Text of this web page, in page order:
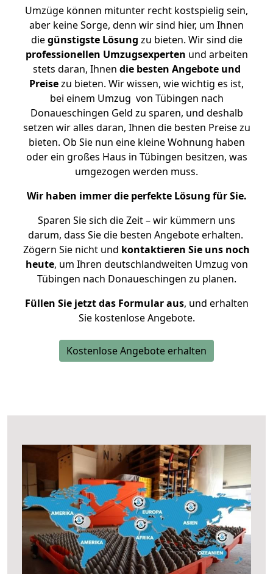
Umzüge können mitunter recht kostspielig sein,
aber keine Sorge, denn wir sind hier, um Ihnen
diegünstigste Lösung zu bieten. Wir sind die
professionellen Umzugsexperten und arbeiten
stets daran, Ihnen die besten Angebote und
Preisezu bieten. Wir wissen, wie wichtig es ist,
bei einem Umzug von Tübingen nach
Donaueschingen Geld zu sparen, und deshalb
setzen wir alles daran, Ihnen die besten Preise zu
bieten. Ob Sie nun eine kleine Wohnung haben
oder ein großes Haus in Tübingen besitzen, was
umgezogen werden muss.
Wir haben immer die perfekte Lösung für Sie.
Sparen Sie sich die Zeit – wir kümmern uns
darum, dass Sie die besten Angebote erhalten.
Zögern Sie nicht und kontaktieren Sie uns noch
heute, um Ihren deutschlandweiten Umzug von
Tübingen nach Donaueschingen zu planen.
Füllen Sie jetzt das Formular aus, und erhalten
Sie kostenlose Angebote.
Kostenlose Angebote erhalten